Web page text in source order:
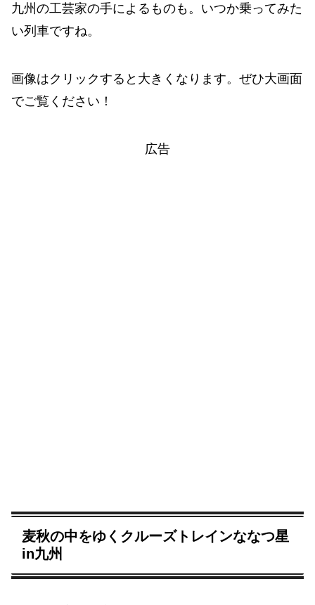
九州の工芸家の手によるものも。いつか乗ってみた
い列車ですね。
画像はクリックすると大きくなります。ぜひ大画面
でご覧ください！
広告
麦秋の中をゆくクルーズトレインななつ星
in九州